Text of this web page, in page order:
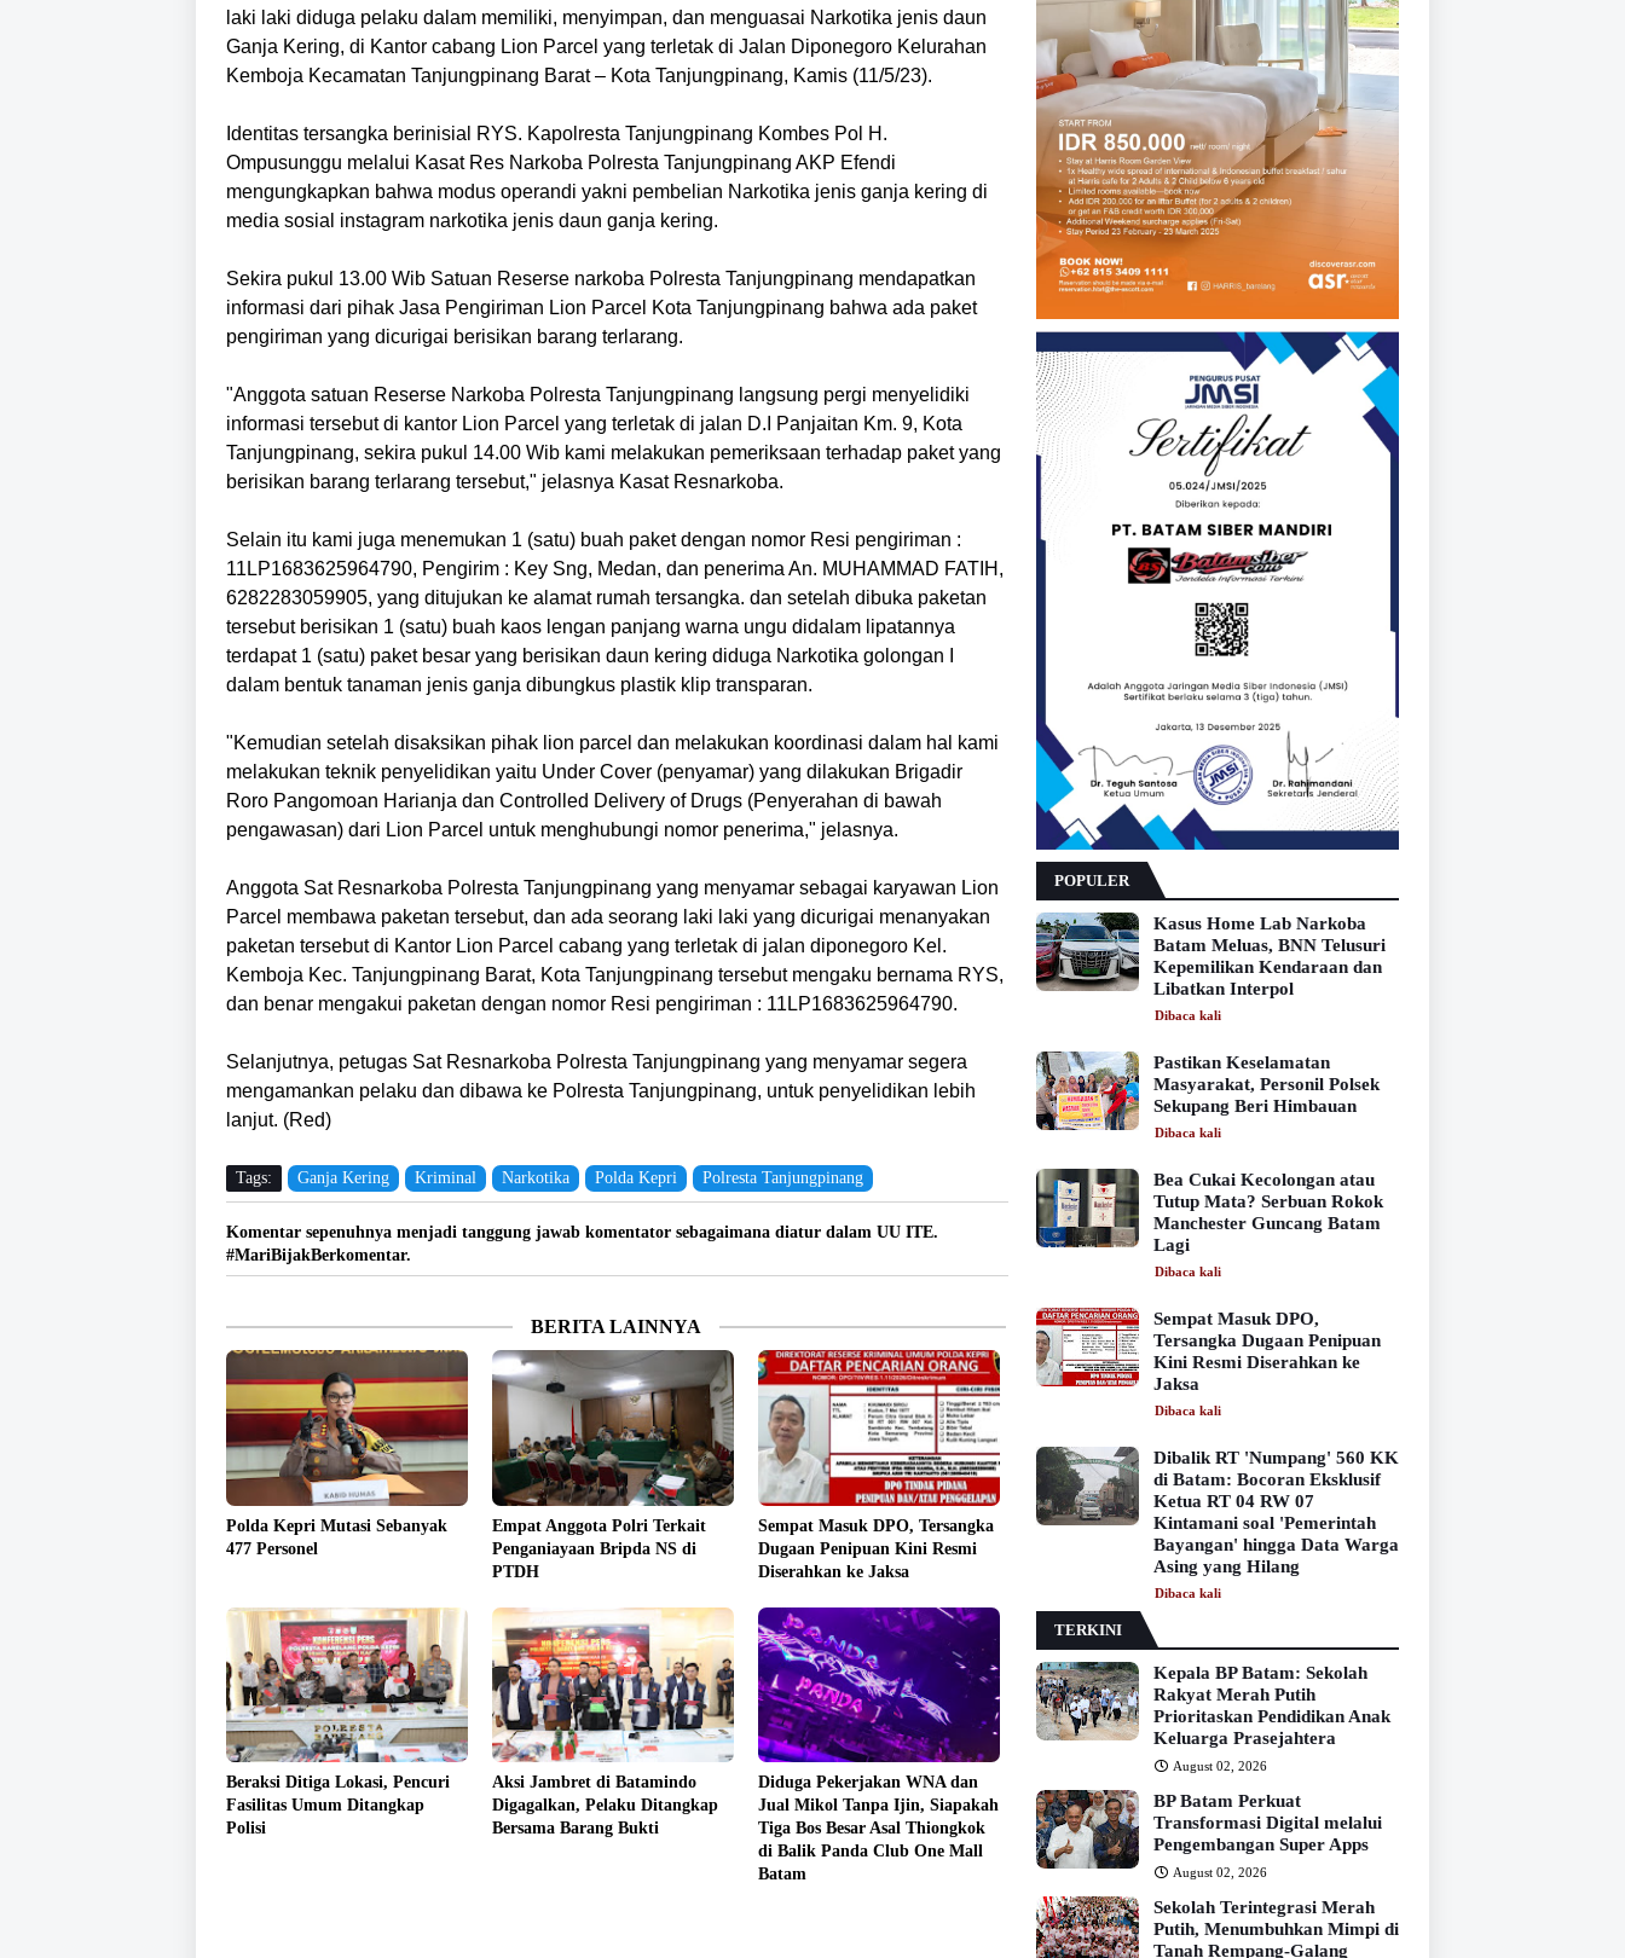
laki laki diduga pelaku dalam memiliki, menyimpan, dan menguasai Narkotika jenis daun
Ganja Kering, di Kantor cabang Lion Parcel yang terletak di Jalan Diponegoro Kelurahan
Kemboja Kecamatan Tanjungpinang Barat – Kota Tanjungpinang, Kamis (11/5/23).
Identitas tersangka berinisial RYS. Kapolresta Tanjungpinang Kombes Pol H.
Ompusunggu melalui Kasat Res Narkoba Polresta Tanjungpinang AKP Efendi
mengungkapkan bahwa modus operandi yakni pembelian Narkotika jenis ganja kering di
media sosial instagram narkotika jenis daun ganja kering.
Sekira pukul 13.00 Wib Satuan Reserse narkoba Polresta Tanjungpinang mendapatkan
informasi dari pihak Jasa Pengiriman Lion Parcel Kota Tanjungpinang bahwa ada paket
pengiriman yang dicurigai berisikan barang terlarang.
"Anggota satuan Reserse Narkoba Polresta Tanjungpinang langsung pergi menyelidiki
informasi tersebut di kantor Lion Parcel yang terletak di jalan D.I Panjaitan Km. 9, Kota
Tanjungpinang, sekira pukul 14.00 Wib kami melakukan pemeriksaan terhadap paket yang
berisikan barang terlarang tersebut," jelasnya Kasat Resnarkoba.
Selain itu kami juga menemukan 1 (satu) buah paket dengan nomor Resi pengiriman :
11LP1683625964790, Pengirim : Key Sng, Medan, dan penerima An. MUHAMMAD FATIH,
6282283059905, yang ditujukan ke alamat rumah tersangka. dan setelah dibuka paketan
tersebut berisikan 1 (satu) buah kaos lengan panjang warna ungu didalam lipatannya
terdapat 1 (satu) paket besar yang berisikan daun kering diduga Narkotika golongan I
dalam bentuk tanaman jenis ganja dibungkus plastik klip transparan.
"Kemudian setelah disaksikan pihak lion parcel dan melakukan koordinasi dalam hal kami
melakukan teknik penyelidikan yaitu Under Cover (penyamar) yang dilakukan Brigadir
Roro Pangomoan Harianja dan Controlled Delivery of Drugs (Penyerahan di bawah
pengawasan) dari Lion Parcel untuk menghubungi nomor penerima," jelasnya.
Anggota Sat Resnarkoba Polresta Tanjungpinang yang menyamar sebagai karyawan Lion
Parcel membawa paketan tersebut, dan ada seorang laki laki yang dicurigai menanyakan
paketan tersebut di Kantor Lion Parcel cabang yang terletak di jalan diponegoro Kel.
Kemboja Kec. Tanjungpinang Barat, Kota Tanjungpinang tersebut mengaku bernama RYS,
dan benar mengakui paketan dengan nomor Resi pengiriman : 11LP1683625964790.
Selanjutnya, petugas Sat Resnarkoba Polresta Tanjungpinang yang menyamar segera
mengamankan pelaku dan dibawa ke Polresta Tanjungpinang, untuk penyelidikan lebih
lanjut. (Red)
Tags: Ganja Kering Kriminal Narkotika Polda Kepri Polresta Tanjungpinang
Komentar sepenuhnya menjadi tanggung jawab komentator sebagaimana diatur dalam UU ITE.
#MariBijakBerkomentar.
BERITA LAINNYA
Polda Kepri Mutasi Sebanyak
477 Personel
Empat Anggota Polri Terkait
Penganiayaan Bripda NS di
PTDH
Sempat Masuk DPO, Tersangka
Dugaan Penipuan Kini Resmi
Diserahkan ke Jaksa
Beraksi Ditiga Lokasi, Pencuri
Fasilitas Umum Ditangkap
Polisi
Aksi Jambret di Batamindo
Digagalkan, Pelaku Ditangkap
Bersama Barang Bukti
Diduga Pekerjakan WNA dan
Jual Mikol Tanpa Ijin, Siapakah
Tiga Bos Besar Asal Thiongkok
di Balik Panda Club One Mall
Batam
POPULER
Kasus Home Lab Narkoba
Batam Meluas, BNN Telusuri
Kepemilikan Kendaraan dan
Libatkan Interpol
Dibaca kali
Pastikan Keselamatan
Masyarakat, Personil Polsek
Sekupang Beri Himbauan
Dibaca kali
Bea Cukai Kecolongan atau
Tutup Mata? Serbuan Rokok
Manchester Guncang Batam
Lagi
Dibaca kali
Sempat Masuk DPO,
Tersangka Dugaan Penipuan
Kini Resmi Diserahkan ke
Jaksa
Dibaca kali
Dibalik RT 'Numpang' 560 KK
di Batam: Bocoran Eksklusif
Ketua RT 04 RW 07
Kintamani soal 'Pemerintah
Bayangan' hingga Data Warga
Asing yang Hilang
Dibaca kali
TERKINI
Kepala BP Batam: Sekolah
Rakyat Merah Putih
Prioritaskan Pendidikan Anak
Keluarga Prasejahtera
August 02, 2026
BP Batam Perkuat
Transformasi Digital melalui
Pengembangan Super Apps
August 02, 2026
Sekolah Terintegrasi Merah
Putih, Menumbuhkan Mimpi di
Tanah Rempang-Galang